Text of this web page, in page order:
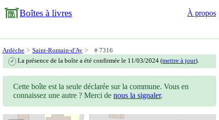
Boîtes à livres À propos
Ardèche Saint-Romain-d'Ay # 7316
✓ La présence de la boîte a été confirmée le 11/03/2024 (mettre à jour).
Cette boîte est la seule déclarée sur la commune. Vous en
connaissez une autre ? Merci denous la signaler.